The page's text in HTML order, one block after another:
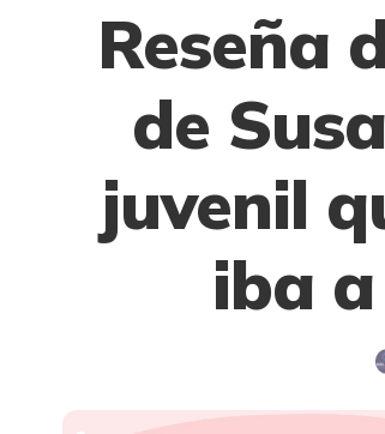
Reseña
de
juvenil
iba